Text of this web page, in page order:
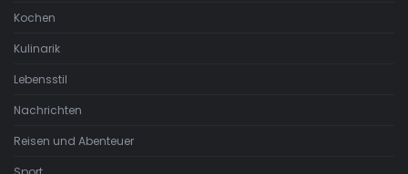
Kochen
Kulinarik
Lebensstil
Nachrichten
Reisen und Abenteuer